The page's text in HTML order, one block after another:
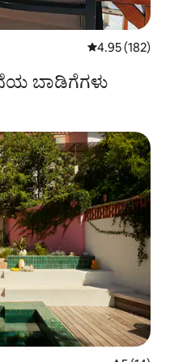
5 ರಲ್ಲಿ 4.95
4.95 (182)
ಬಾಡಿಗೆಗಳು